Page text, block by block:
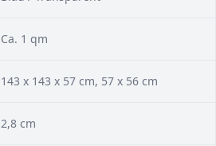
Ca. 1 qm
143 x 143 x 57 cm, 57 x 56 cm
2,8 cm